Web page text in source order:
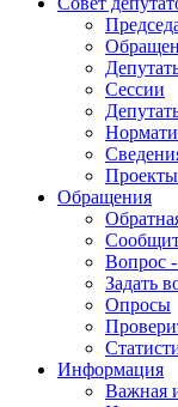
Сессии
Обращения
Вопрос -
Задать
Опросы
Информация
Важная